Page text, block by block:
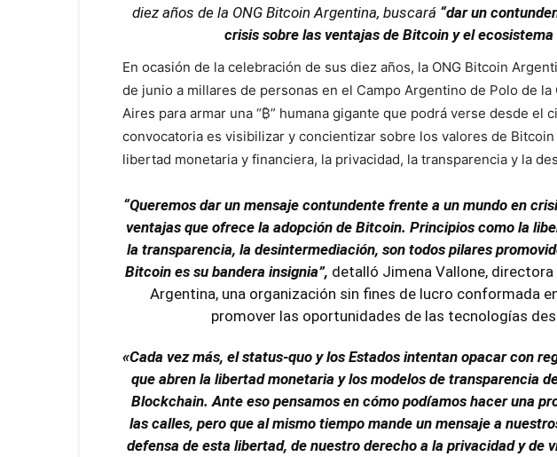
diez años de la ONG Bitcoin Argentina, buscará “dar un
crisis sobre las ventajas de Bitcoin y el ecosistema
En ocasión de la celebración de sus diez años, la ONG Bitcoin
de junio a millares de personas en el Campo Argentino de Polo de la
Aires para armar una “₿” humana gigante que podrá verse desde el
convocatoria es visibilizar y concientizar sobre los valores de
libertad monetaria y financiera, la privacidad, la transparencia y la
“Queremos dar un mensaje contundente frente a un mundo en
ventajas que ofrece la adopción de Bitcoin. Principios como la
la transparencia, la desintermediación, son todos pilares
Bitcoin es su bandera insignia”, detalló Jimena Vallone,
Argentina, una organización sin fines de lucro conformada
promover las oportunidades de las tecnologías
«Cada vez más, el status-quo y los Estados intentan opacar con
que abren la libertad monetaria y los modelos de transparencia
Blockchain. Ante eso pensamos en cómo podíamos hacer una
las calles, pero que al mismo tiempo mande un mensaje a
defensa de esta libertad, de nuestro derecho a la privacidad y de